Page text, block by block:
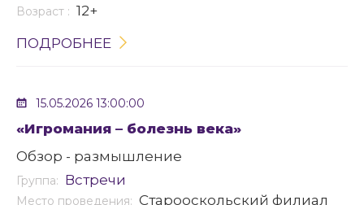
Возраст : 12+
ПОДРОБНЕЕ
15.05.2026 13:00:00
«Игромания – болезнь века»
Обзор - размышление
Группа: Встречи
Место проведения: Старооскольский филиал